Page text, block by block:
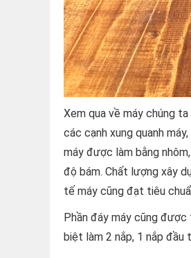
Xem qua về máy chúng
các cạnh xung quanh
máy được làm bằng
độ bám. Chất lượng xây
tế máy cũng đạt tiêu
Phần đáy máy cũng
biệt làm 2 nắp, 1 nắp